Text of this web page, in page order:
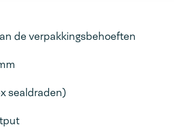
de verpakkingsbehoeften
sealdraden)